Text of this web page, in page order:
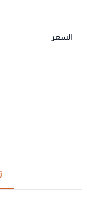
السعر